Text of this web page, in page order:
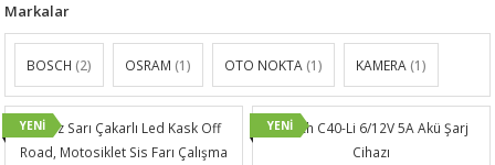
ÜRÜNLERİ
Markalar
BOSCH (2) OSRAM (1) OTO NOKTA (1) KAMERA (1)
YENİ
Beyaz Sarı Çakarlı Led Kask Off
Road, Motosiklet Sis Farı Çalışma
YENİ
Bosch C40-Li 6/12V 5A Akü Şarj
Cihazı